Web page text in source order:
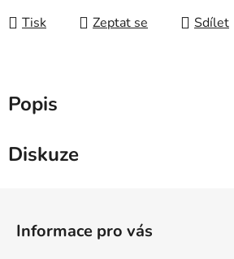
Tisk Zeptat se Sdílet
Popis
Diskuze
Informace pro vás